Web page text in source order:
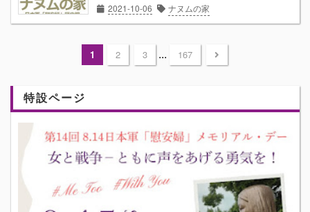
2021-10-06 ナヌムの家
1 2 3 ... 167
特設ページ